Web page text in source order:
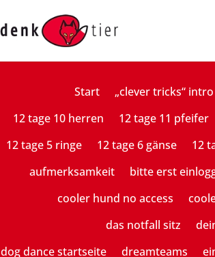
Start „clever tricks“ intro
12 tage 10 herren
12 tage 11 pfeifer
12 tage 5 ringe
12 tage 6 gänse 12
aufmerksamkeit
bitte erst
cooler hund no access
das notfall sitz
dog dance startseite
dreamteams